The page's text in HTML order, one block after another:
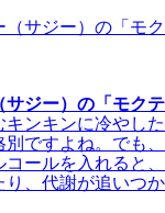
サジー）の「モクテ
ンキンに冷やした
ですよね。でも、
ールを入れると、
り、代謝が追いつか